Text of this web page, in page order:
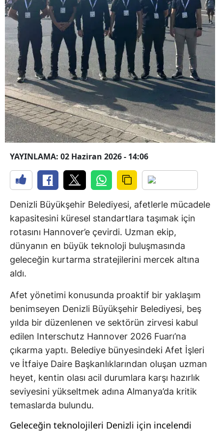
YAYINLAMA: 02 Haziran 2026 - 14:06
Denizli Büyükşehir Belediyesi, afetlerle mücadele
kapasitesini küresel standartlara taşımak için
rotasını Hannover’e çevirdi. Uzman ekip,
dünyanın en büyük teknoloji buluşmasında
geleceğin kurtarma stratejilerini mercek altına
aldı.
Afet yönetimi konusunda proaktif bir yaklaşım
benimseyen Denizli Büyükşehir Belediyesi, beş
yılda bir düzenlenen ve sektörün zirvesi kabul
edilen Interschutz Hannover 2026 Fuarı’na
çıkarma yaptı. Belediye bünyesindeki Afet İşleri
ve İtfaiye Daire Başkanlıklarından oluşan uzman
heyet, kentin olası acil durumlara karşı hazırlık
seviyesini yükseltmek adına Almanya’da kritik
temaslarda bulundu.
Geleceğin teknolojileri Denizli için incelendi